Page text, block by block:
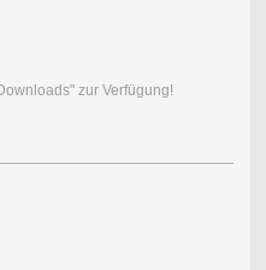
zur Verfügung!